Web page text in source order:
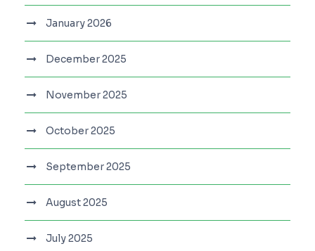
January 2026
December 2025
November 2025
October 2025
September 2025
August 2025
July 2025